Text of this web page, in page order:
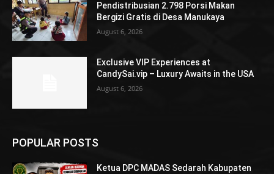
Pendistribusian 2.798 Porsi Makan
Bergizi Gratis di Desa Manukaya
August 6, 2026
Exclusive VIP Experiences at
CandySai.vip – Luxury Awaits in the USA
August 6, 2026
POPULAR POSTS
Ketua DPC MADAS Sedarah Kabupaten